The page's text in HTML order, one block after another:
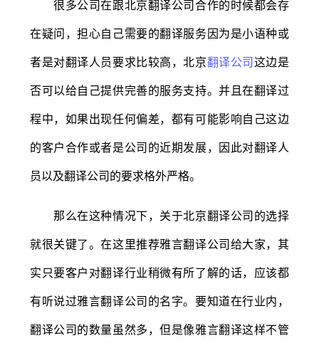
很多公司在跟北京翻译公司合作的时候都会存
在疑问，担心自己需要的翻译服务因为是小语种或
者是对翻译人员要求比较高，北京翻译公司这边是
否可以给自己提供完善的服务支持。并且在翻译过
程中，如果出现任何偏差，都有可能影响自己这边
的客户合作或者是公司的近期发展，因此对翻译人
员以及翻译公司的要求格外严格。
那么在这种情况下，关于北京翻译公司的选择
就很关键了。在这里推荐雅言翻译公司给大家，其
实只要客户对翻译行业稍微有所了解的话，应该都
有听说过雅言翻译公司的名字。要知道在行业内，
翻译公司的数量虽然多，但是像雅言翻译这样不管